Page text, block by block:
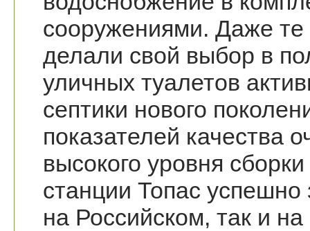
сооружениями. Даже те
делали свой выбор в
уличных туалетов
септики нового
показателей качества
высокого уровня
станции Топас
на Российском, так и